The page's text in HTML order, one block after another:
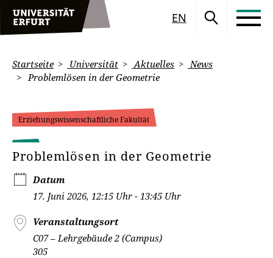
EN
Startseite Universität Aktuelles
News
Problemlösen in der Geometrie
Erziehungswissenschaftliche Fakultät
Problemlösen in der Geometrie
Datum
17. Juni 2026, 12:15 Uhr - 13:45 Uhr
Veranstaltungsort
C07 – Lehrgebäude 2 (Campus)
305